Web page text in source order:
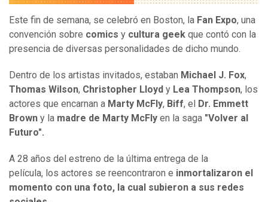
Este fin de semana, se celebró en Boston, la Fan Expo, una
convención sobre comics y cultura geek que contó con la
presencia de diversas personalidades de dicho mundo.
Dentro de los artistas invitados, estaban Michael J. Fox,
Thomas Wilson, Christopher Lloyd y Lea Thompson, los
actores que encarnan a Marty McFly, Biff, el
Dr. Emmett
Brown y la madre de Marty McFly en la saga "Volver al
Futuro".
A 28 años del estreno de la última entrega de la
película, los actores se reencontraron e inmortalizaron el
momento con una foto, la cual subieron a sus redes